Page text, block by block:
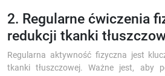
2. Regularne ćwiczenia
redukcji tkanki
Regularna aktywność fizyczna jest
tkanki tłuszczowej. Ważne jest, aby